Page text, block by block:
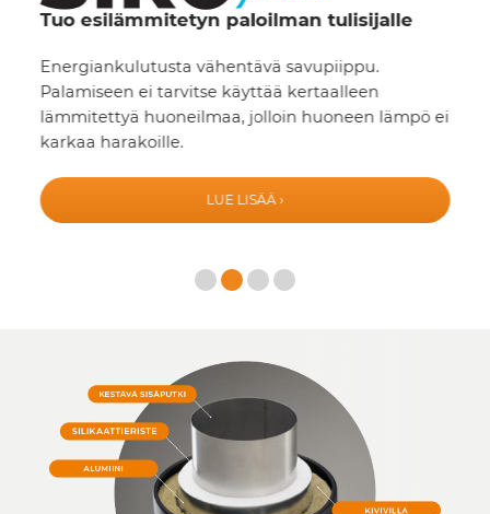
Tuo esilämmitetyn paloilman tulisijalle
Energiankulutusta vähentävä savupiippu.
Palamiseen ei tarvitse käyttää kertaalleen
lämmitettyä huoneilmaa, jolloin huoneen lämpö ei
karkaa harakoille.
LUE LISÄÄ ›